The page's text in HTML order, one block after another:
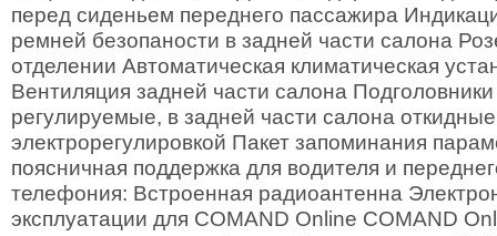
перед сиденьем переднего пассажира
ремней безопаности в задней части салона
отделении Автоматическая климатическая
Вентиляция задней части салона
регулируемые, в задней части салона
электрорегулировкой Пакет запоминания
поясничная поддержка для водителя и
телефония: Встроенная радиоантенна
эксплуатации для COMAND Online COMAND